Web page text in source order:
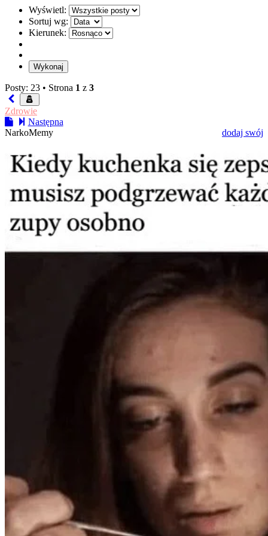
Wyświetl:
Sortuj wg:
Kierunek:
Posty: 23 • Strona 1 z 3
Zdrowie
Następna
NarkoMemy
dodaj swój